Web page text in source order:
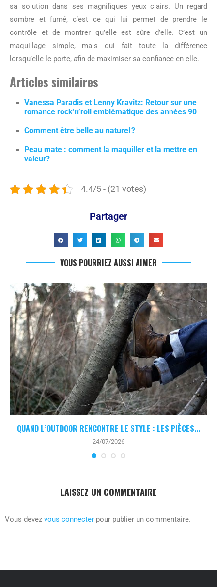
sa solution dans ses magnifiques yeux clairs. Un regard
sombre et fumé, c’est ce qui lui permet de prendre le
contrôle et de montrer qu’elle est sûre d’elle. C’est un
maquillage simple, mais qui fait toute la différence
lorsqu’elle le porte, afin de maximiser sa confiance en elle.
Articles similaires
Vanessa Paradis et Lenny Kravitz: Retour sur une
romance rock’n’roll emblématique des années 90
Comment être belle au naturel ?
Peau mate : comment la maquiller et la mettre en
valeur?
4.4/5 - (21 votes)
Partager
VOUS POURRIEZ AUSSI AIMER
QUAND L’OUTDOOR RENCONTRE LE STYLE : LES PIÈCES...
24/07/2026
LAISSEZ UN COMMENTAIRE
Vous devez vous connecter pour publier un commentaire.